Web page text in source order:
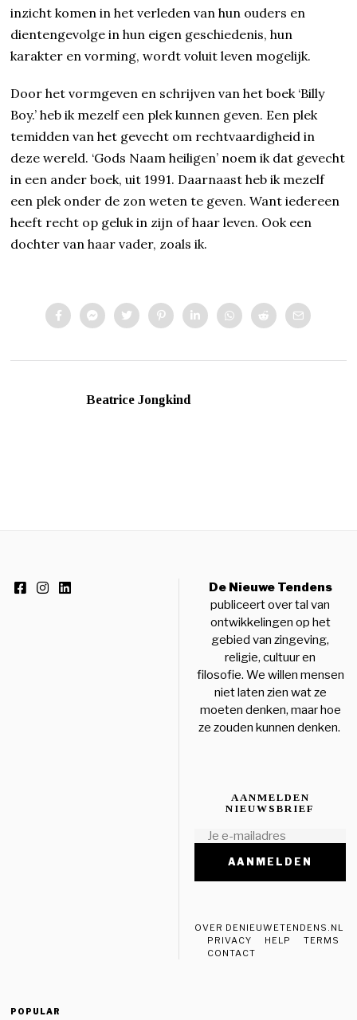
inzicht komen in het verleden van hun ouders en
dientengevolge in hun eigen geschiedenis, hun
karakter en vorming, wordt voluit leven mogelijk.
Door het vormgeven en schrijven van het boek ‘Billy
Boy.’ heb ik mezelf een plek kunnen geven. Een plek
temidden van het gevecht om rechtvaardigheid in
deze wereld. ‘Gods Naam heiligen’ noem ik dat gevecht
in een ander boek, uit 1991. Daarnaast heb ik mezelf
een plek onder de zon weten te geven. Want iedereen
heeft recht op geluk in zijn of haar leven. Ook een
dochter van haar vader, zoals ik.
Beatrice Jongkind
De Nieuwe Tendens
publiceert over tal van
ontwikkelingen op het
gebied van zingeving,
religie, cultuur en
filosofie. We willen mensen
niet laten zien wat ze
moeten denken, maar hoe
ze zouden kunnen denken.
AANMELDEN
NIEUWSBRIEF
OVER DENIEUWETENDENS.NL
PRIVACY
HELP
TERMS
CONTACT
POPULAR